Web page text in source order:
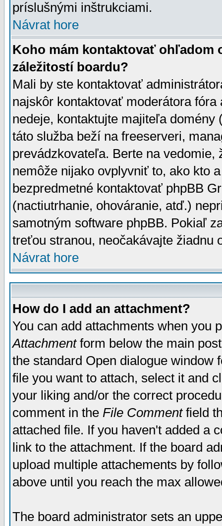
príslušnými inštrukciami.
Návrat hore
Koho mám kontaktovať ohľadom
záležitostí boardu?
Mali by ste kontaktovať
najskôr kontaktovať moderátora
nedeje, kontaktujte majiteľa
táto služba beží na freeserveri,
prevádzkovateľa. Berte na vedomie,
nemôže nijako ovplyvniť to, ako kto
bezpredmetné kontaktovať phpBB
(nactiutrhanie, ohováranie, atď.)
samotným software phpBB. Pokiaľ
treťou stranou, neočakávajte žiadnu
Návrat hore
How do I add an attachment?
You can add attachments when you
Attachmentform below the main
the standard Open dialogue window
file you want to attach, select it and
your liking and/or the correct
comment in the File Commentfield
attached file. If you haven't added a
link to the attachment. If the board
upload multiple attachements by
above until you reach the max
The board administrator sets an